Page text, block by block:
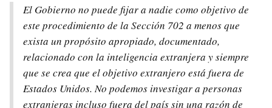
El Gobierno no puede fijar a nadie como objetivo de
este procedimiento de la Sección 702 a menos que
exista un propósito apropiado, documentado,
relacionado con la inteligencia extranjera y siempre
que se crea que el objetivo extranjero está fuera de
Estados Unidos. No podemos investigar a personas
extranjeras incluso fuera del país sin una razón de